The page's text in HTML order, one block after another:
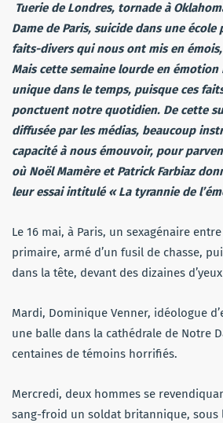
Tuerie de Londres, tornade à
Dame de Paris, suicide dans une
faits-divers qui nous ont mis en
Mais cette semaine lourde en émotion
unique dans le temps, puisque ces
ponctuent notre quotidien. De cette
diffusée par les médias, beaucoup
capacité à nous émouvoir, pour
où Noël Mamère et Patrick Farbiaz
leur essai intitulé « La tyrannie de
Le 16 mai, à Paris, un sexagénaire
primaire, armé d’un fusil de chasse,
dans la tête, devant des dizaines
Mardi, Dominique Venner, idéologue
une balle dans la cathédrale de Notre
centaines de témoins horrifiés.
Mercredi, deux hommes se
sang-froid un soldat britannique, sous